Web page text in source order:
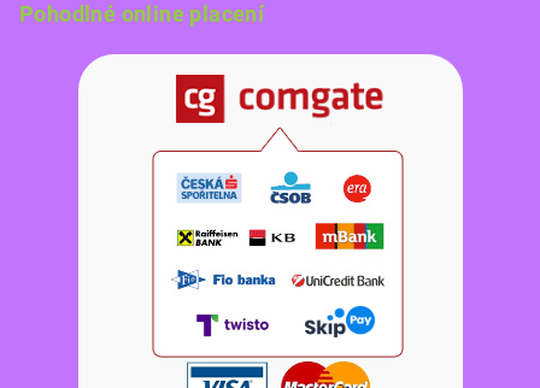
Pohodlné online placení